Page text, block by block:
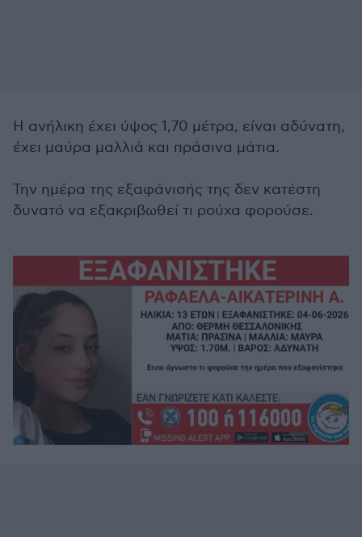
Η ανήλικη έχει ύψος 1,70 μέτρα, είναι αδύνατη,
έχει μαύρα μαλλιά και πράσινα μάτια.
Την ημέρα της εξαφάνισής της δεν κατέστη
δυνατό να εξακριβωθεί τι ρούχα φορούσε.